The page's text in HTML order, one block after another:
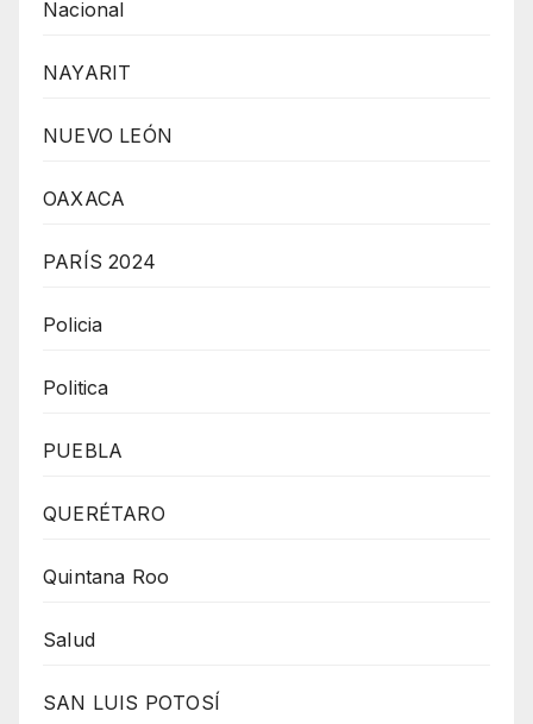
Nacional
NAYARIT
NUEVO LEÓN
OAXACA
PARÍS 2024
Policia
Politica
PUEBLA
QUERÉTARO
Quintana Roo
Salud
SAN LUIS POTOSÍ